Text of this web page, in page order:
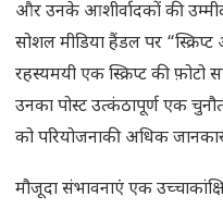
और उनके आशीर्वादकों की
सोशल मीडिया हैंडल पर
रहस्यमयी एक स्क्रिप्ट की
उनका पोस्ट उत्कंठापूर्ण एक
को परियोजनाकी अधिक
मौजूदा संभावनाएं एक